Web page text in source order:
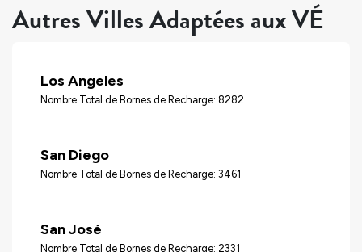
Autres Villes Adaptées aux VÉ
Los Angeles
Nombre Total de Bornes de Recharge: 8282
San Diego
Nombre Total de Bornes de Recharge: 3461
San José
Nombre Total de Bornes de Recharge: 2331